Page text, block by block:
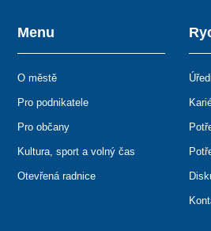
Menu
O městě
Pro podnikatele
Pro občany
Kultura, sport a volný čas
Otevřená radnice